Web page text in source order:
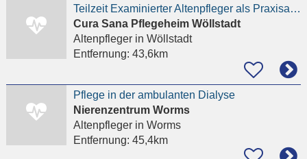
Teilzeit Examinierter Altenpfleger als Praxisanleiter (m/w/d) im Pflegeheim
Cura Sana Pflegeheim Wöllstadt
Altenpflegerin Wöllstadt
Entfernung: 43,6km
Pflege in der ambulanten Dialyse
Nierenzentrum Worms
Altenpflegerin Worms
Entfernung: 45,4km